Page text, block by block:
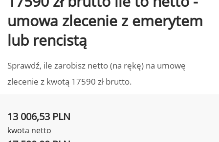
umowa zlecenie z emerytem
lub rencistą
Sprawdź, ile zarobisz netto (na rękę) na umowę
zlecenie z kwotą 17590 zł brutto.
13 006,53 PLN
kwota netto